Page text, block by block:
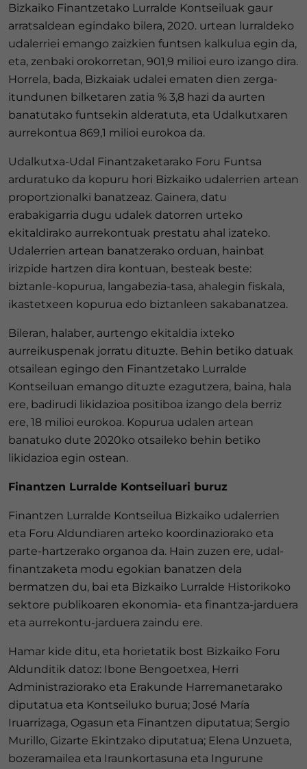
Bizkaiko Finantzetako Lurralde Kontseiluak gaur
arratsaldean egindako bilera, 2020. urtean lurraldeko
udalerriei emango zaizkien funtsen kalkulua egin da,
eta, zenbaki orokorretan, 901,9 milioi euro izango dira.
Horrela, bada, Bizkaiak udalei ematen dien zerga-
itundunen bilketaren zatia % 3,8 hazi da aurten
banatutako funtsekin alderatuta, eta Udalkutxaren
aurrekontua 869,1 milioi eurokoa da.
Udalkutxa-Udal Finantzaketarako Foru Funtsa
arduratuko da kopuru hori Bizkaiko udalerrien artean
proportzionalki banatzeaz. Gainera, datu
erabakigarria dugu udalek datorren urteko
ekitaldirako aurrekontuak prestatu ahal izateko.
Udalerrien artean banatzerako orduan, hainbat
irizpide hartzen dira kontuan, besteak beste:
biztanle-kopurua, langabezia-tasa, ahalegin fiskala,
ikastetxeen kopurua edo biztanleen sakabanatzea.
Bileran, halaber, aurtengo ekitaldia ixteko
aurreikuspenak jorratu dituzte. Behin betiko datuak
otsailean egingo den Finantzetako Lurralde
Kontseiluan emango dituzte ezagutzera, baina, hala
ere, badirudi likidazioa positiboa izango dela berriz
ere, 18 milioi eurokoa. Kopurua udalen artean
banatuko dute 2020ko otsaileko behin betiko
likidazioa egin ostean.
Finantzen Lurralde Kontseiluari buruz
Finantzen Lurralde Kontseilua Bizkaiko udalerrien
eta Foru Aldundiaren arteko koordinaziorako eta
parte-hartzerako organoa da. Hain zuzen ere, udal-
finantzaketa modu egokian banatzen dela
bermatzen du, bai eta Bizkaiko Lurralde Historikoko
sektore publikoaren ekonomia- eta finantza-jarduera
eta aurrekontu-jarduera zaindu ere.
Hamar kide ditu, eta horietatik bost Bizkaiko Foru
Aldunditik datoz: Ibone Bengoetxea, Herri
Administraziorako eta Erakunde Harremanetarako
diputatua eta Kontseiluko burua; José María
Iruarrizaga, Ogasun eta Finantzen diputatua; Sergio
Murillo, Gizarte Ekintzako diputatua; Elena Unzueta,
bozeramailea eta Iraunkortasuna eta Ingurune